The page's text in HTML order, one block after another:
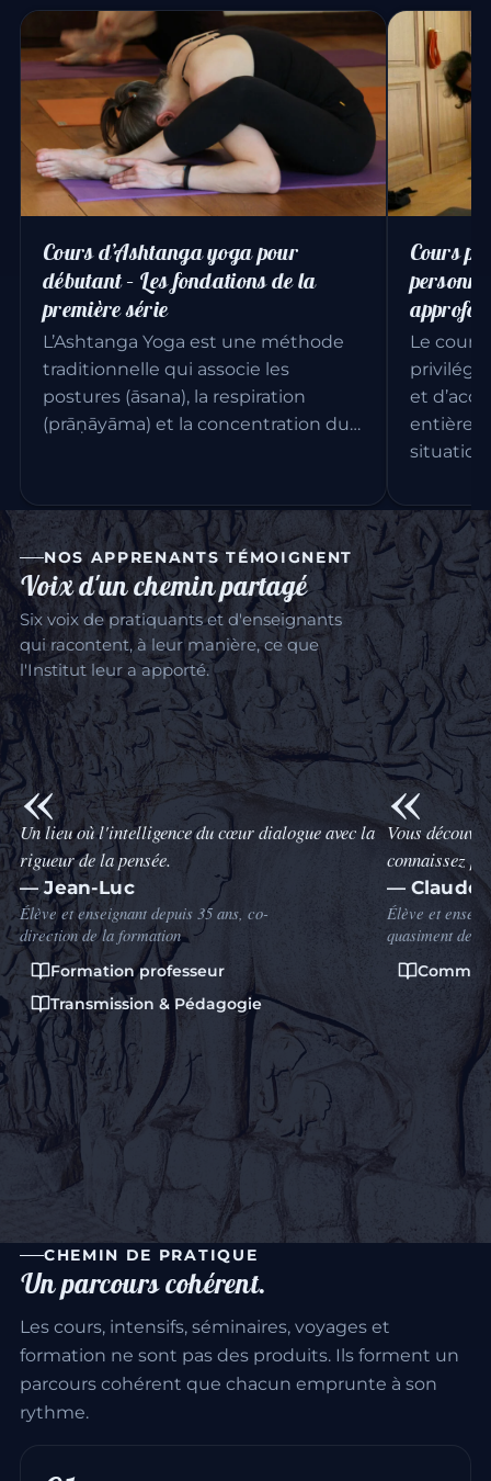
Cours d’Ashtanga yoga pour
débutant – Les fondations de la
première série
L’Ashtanga Yoga est une méthode
traditionnelle qui associe les
postures (āsana), la respiration
(prāṇāyāma) et la concentration du…
Cours
Le cours
privilégié
et
NOS APPRENANTS TÉMOIGNENT
Voix d'un chemin partagé
Six voix de pratiquants et d'enseignants
qui racontent, à leur manière, ce que
l'Institut leur a apporté.
Vous découvrirez un vous-même que vous ne
connaissez pas.
— Claude
Élève et enseignant, présent à l'Institut
quasiment depuis sa création en 1974
Communauté & Durée
Je n'ai jamais
précis, aussi
d'années. Je
comme lui —
rester 22 ans.
— Andréa
CHEMIN DE PRATIQUE
Un parcours cohérent.
Les cours, intensifs, séminaires, voyages et
formation ne sont pas des produits. Ils forment un
parcours cohérent que chacun emprunte à son
rythme.